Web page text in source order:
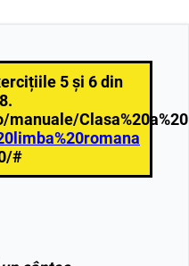
5 și 6 din
#